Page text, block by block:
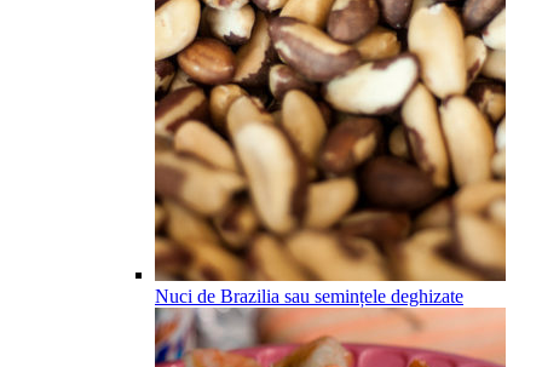
Nuci de Brazilia sau semințele deghizate